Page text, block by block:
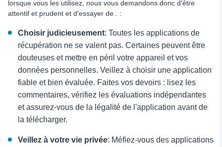
lorsque vous les utilisez, nous vous demandons donc d'être
attentif et prudent et d'essayer de.. :
Choisir judicieusement: Toutes les applications de
récupération ne se valent pas. Certaines peuvent être
douteuses et mettre en péril votre appareil et vos
données personnelles. Veillez à choisir une application
fiable et bien évaluée. Faites vos devoirs : lisez les
commentaires, vérifiez les évaluations indépendantes
et assurez-vous de la légalité de l'application avant de
la télécharger.
Veillez à votre vie privée: Méfiez-vous des applications